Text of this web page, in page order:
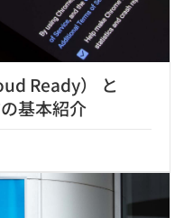
Ready） と
基本紹介